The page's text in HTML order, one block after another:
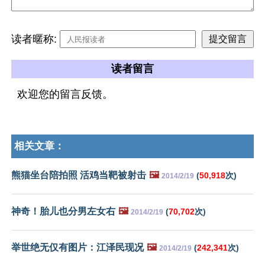
读者暱称:
读者留言
欢迎您的留言反馈。
相关文章：
熊猫坐台陪拍照 活鸡当靶被射击 🖼️ 2014/2/19 (50,918次)
神奇！胎儿也分男左女右 🖼️ 2014/2/19 (70,702次)
举世绝无仅有图片：江泽民现况 🖼️ 2014/2/19 (242,341次)